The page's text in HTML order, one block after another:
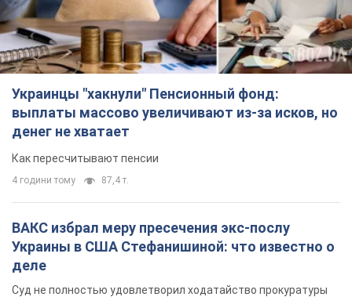
Украинцы "хакнули" Пенсионный фонд:
выплаты массово увеличивают из-за исков, но
денег не хватает
Как пересчитывают пенсии
4 години тому 87,4 т.
ВАКС избрал меру пресечения экс-послу
Украины в США Стефанишиной: что известно о
деле
Суд не полностью удовлетворил ходатайство прокуратуры